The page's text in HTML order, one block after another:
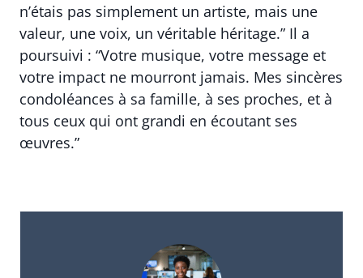
n’étais pas simplement un artiste, mais une
valeur, une voix, un véritable héritage.” Il a
poursuivi : “Votre musique, votre message et
votre impact ne mourront jamais. Mes sincères
condoléances à sa famille, à ses proches, et à
tous ceux qui ont grandi en écoutant ses
œuvres.”